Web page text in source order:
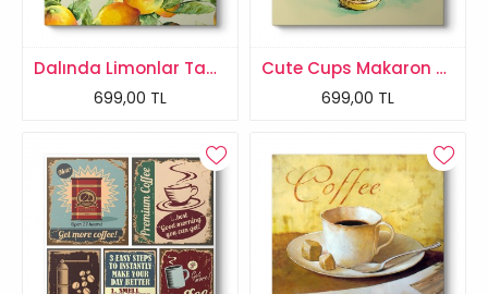
Dalında Limonlar Tablosu
699,00 TL
Cute Cups Makaron Tablosu
699,00 TL